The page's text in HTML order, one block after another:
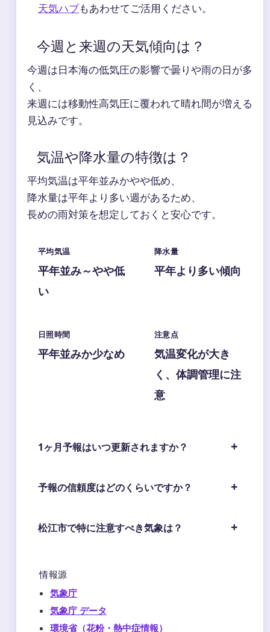
天気ハブもあわせてご活用ください。
今週と来週の天気傾向は？
今週は日本海の低気圧の影響で曇りや雨の日が多
く、
来週には移動性高気圧に覆われて晴れ間が増える
見込みです。
気温や降水量の特徴は？
平均気温は平年並みかやや低め、
降水量は平年より多い週があるため、
長めの雨対策を想定しておくと安心です。
平均気温
平年並み～やや低
い
降水量
平年より多い傾向
日照時間
平年並みか少なめ
注意点
気温変化が大き
く、体調管理に注
意
1ヶ月予報はいつ更新されますか？
予報の信頼度はどのくらいですか？
松江市で特に注意すべき気象は？
情報源
気象庁
気象庁 データ
環境省（花粉・熱中症情報）